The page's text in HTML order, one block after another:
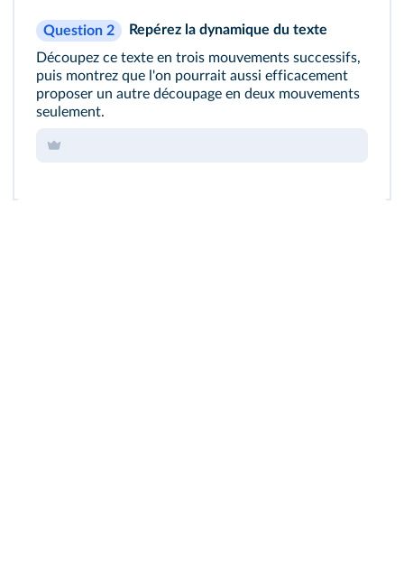
Question 2
Repérez la dynamique du texte
Découpez ce texte en trois mouvements successifs,
puis montrez que l'on pourrait aussi efficacement
proposer un autre découpage en deux mouvements
seulement.